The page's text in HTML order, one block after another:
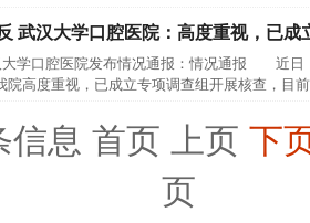
武汉大学口腔医院：高度重视，已成
学口腔医院发布情况通报：情况通报 近日
院高度重视，已成立专项调查组开展核查，目
信息 首页 上页 下
页
警钟！ 谢